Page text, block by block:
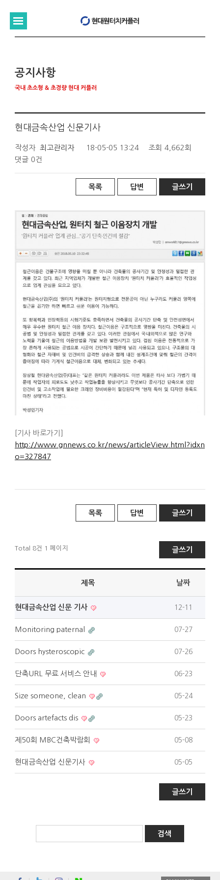
공지사항
국내 초소형 & 초경량 현대 커플러
현대금속산업 신문기사
작성자 최고관리자 18-05-05 13:24 조회 4,662회
댓글 0건
목록 답변 글쓰기
[기사 바로가기]
http://www.gnnews.co.kr/news/articleView.html?idxn
o=327847
목록 답변 글쓰기
Total 8건 1 페이지 글쓰기
제목 날짜
현대금속산업 신문 기사 12-11
Monitoring paternal 07-27
Doors hysteroscopic 07-26
단축URL 무료 서비스 안내 06-23
Size someone, clean 05-24
Doors artefacts dis 05-23
제50회 MBC건축박람회 05-08
현대금속산업 신문기사 05-05
글쓰기